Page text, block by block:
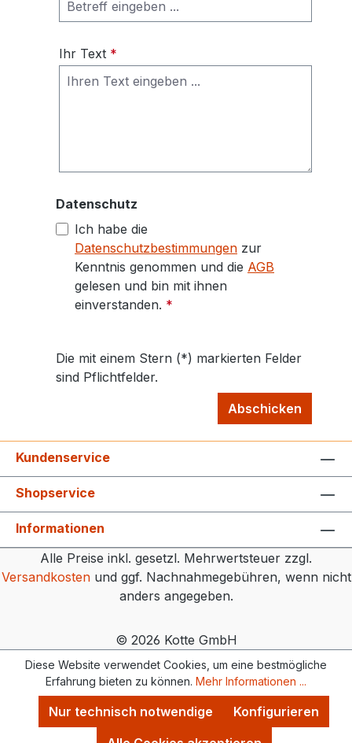
Ihr Text *
Datenschutz
Ich habe die
Datenschutzbestimmungen zur
Kenntnis genommen und die AGB
gelesen und bin mit ihnen
einverstanden. *
Die mit einem Stern (*) markierten Felder
sind Pflichtfelder.
Abschicken
Kundenservice
Shopservice
Informationen
Alle Preise inkl. gesetzl. Mehrwertsteuer zzgl.
Versandkostenund ggf. Nachnahmegebühren, wenn nicht
anders angegeben.
© 2026 Kotte GmbH
Diese Website verwendet Cookies, um eine bestmögliche
Erfahrung bieten zu können. Mehr Informationen ...
Nur technisch notwendige
Konfigurieren